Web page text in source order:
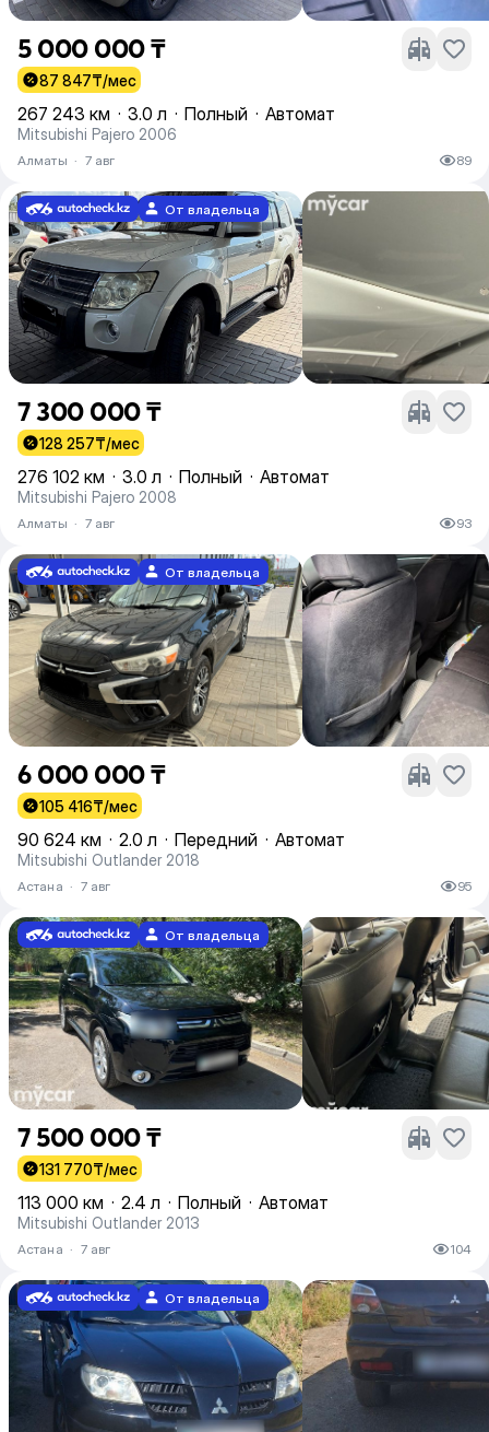
5 000 000 ₸
87 847₸/мес
267 243 км · 3.0 л · Полный · Автомат
Mitsubishi Pajero 2006
Алматы · 7 авг 89
От владельца
7 300 000 ₸
128 257₸/мес
276 102 км · 3.0 л · Полный · Автомат
Mitsubishi Pajero 2008
Алматы · 7 авг 93
От владельца
6 000 000 ₸
105 416₸/мес
90 624 км · 2.0 л · Передний · Автомат
Mitsubishi Outlander 2018
Астана · 7 авг 95
От владельца
7 500 000 ₸
131 770₸/мес
113 000 км · 2.4 л · Полный · Автомат
Mitsubishi Outlander 2013
Астана · 7 авг 104
От владельца